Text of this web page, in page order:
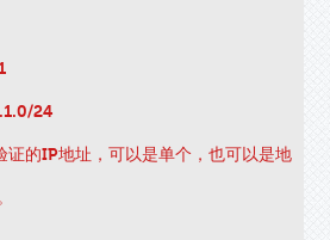
24
证的IP地址，可以是单个，也可以是地